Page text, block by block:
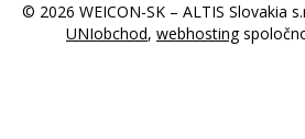
© 2026 WEICON-SK – ALTIS Slovakia
UNIobchod, webhosting